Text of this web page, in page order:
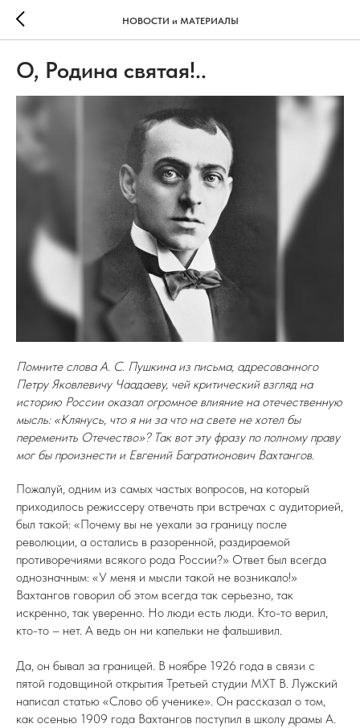
НОВОСТИ и МАТЕРИАЛЫ
О, Родина святая!..
Помните слова А. С. Пушкина из письма, адресованного
Петру Яковлевичу Чаадаеву, чей критический взгляд на
историю России оказал огромное влияние на отечественную
мысль: «Клянусь, что я ни за что на свете не хотел бы
переменить Отечество»? Так вот эту фразу по полному праву
мог бы произнести и Евгений Багратионович Вахтангов.
Пожалуй, одним из самых частых вопросов, на который
приходилось режиссеру отвечать при встречах с аудиторией,
был такой: «Почему вы не уехали за границу после
революции, а остались в разоренной, раздираемой
противоречиями всякого рода России?» Ответ был всегда
однозначным: «У меня и мысли такой не возникало!»
Вахтангов говорил об этом всегда так серьезно, так
искренно, так уверенно. Но люди есть люди. Кто-то верил,
кто-то – нет. А ведь он ни капельки не фальшивил.
Да, он бывал за границей. В ноябре 1926 года в связи с
пятой годовщиной открытия Третьей студии МХТ В. Лужский
написал статью «Слово об ученике». Он рассказал о том,
как осенью 1909 года Вахтангов поступил в школу драмы А.